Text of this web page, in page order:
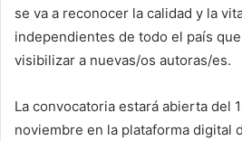
se va a reconocer la calidad y la
independientes de todo el país
visibilizar a nuevas/os autoras/es.
La convocatoria estará abierta del
noviembre en la plataforma digital